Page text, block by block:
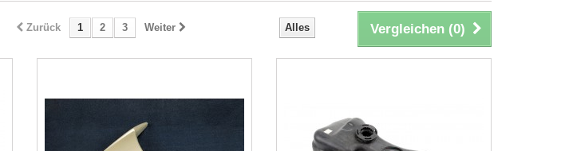
Vergleichen (0)
Alles
Zurück 1 2 3 Weiter